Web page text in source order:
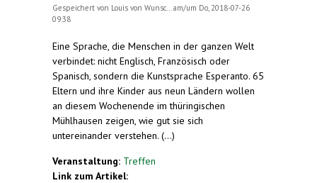
Gespeichert von Louis von Wunsc...
am/um Do, 2018-07-26
09:38
Eine Sprache, die Menschen in der ganzen Welt
verbindet: nicht Englisch, Französisch oder
Spanisch, sondern die Kunstsprache Esperanto. 65
Eltern und ihre Kinder aus neun Ländern wollen
an diesem Wochenende im thüringischen
Mühlhausen zeigen, wie gut sie sich
untereinander verstehen. (...)
Veranstaltung: Treffen
Link zum Artikel: